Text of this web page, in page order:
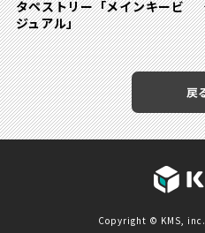
タペストリー「メインキービ
ジュアル」
戻
Copyright © KMS,